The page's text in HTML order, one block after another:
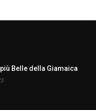
Belle della Giamaica